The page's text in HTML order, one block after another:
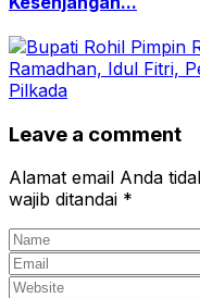
Leave a comment
Alamat email Anda
wajib ditandai *